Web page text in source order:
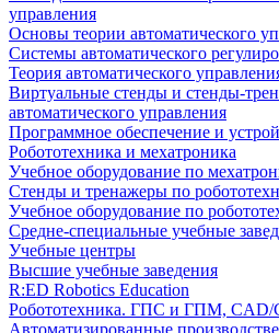
управления
Основы теории автоматического
Системы автоматического
Теория автоматического
Виртуальные стенды и стенды-
автоматического управления
Программное обеспечение и
Робототехника и мехатроника
Учебное оборудование по
Стенды и тренажеры по
Учебное оборудование по
Средне-специальные учебные
Учебные центры
Высшие учебные заведения
R:ED Robotics Education
Робототехника. ГПС и ГПМ, CAD/
Автоматизированные